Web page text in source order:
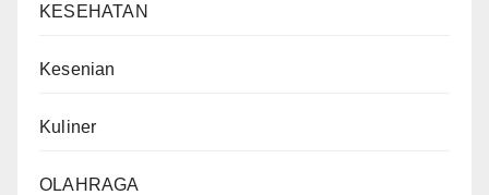
KESEHATAN
Kesenian
Kuliner
OLAHRAGA